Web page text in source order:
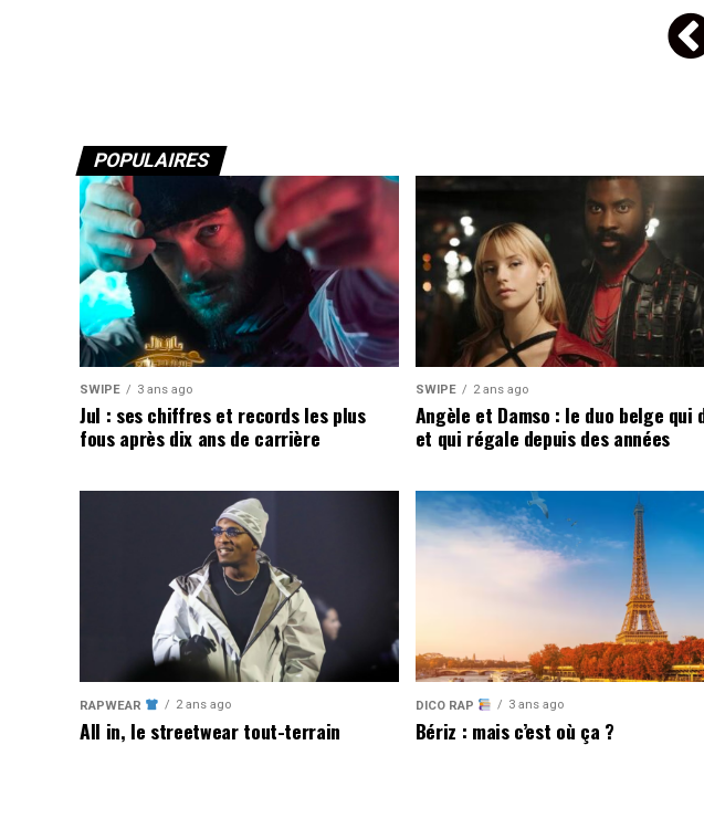
POPULAIRES
SWIPE 3 ans ago
Jul : ses chiffres et records les plus
fous après dix ans de carrière
SWIPE 2 ans ago
Angèle et Damso : le duo belge qui
et qui régale depuis des années
RAPWEAR 2 ans ago
All in, le streetwear tout-terrain
DICO RAP 3 ans ago
Bériz : mais c’est où ça ?